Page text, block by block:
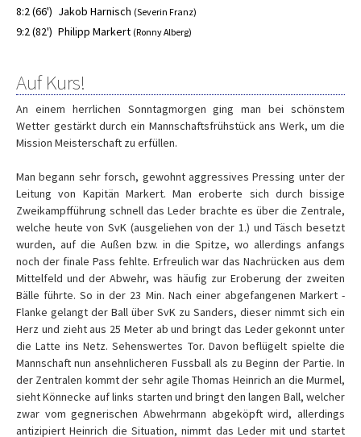
8:2 (66') Jakob Harnisch (Severin Franz)
9:2 (82') Philipp Markert (Ronny Alberg)
Auf Kurs!
An einem herrlichen Sonntagmorgen ging man bei schönstem
Wetter gestärkt durch ein Mannschaftsfrühstück ans Werk, um die
Mission Meisterschaft zu erfüllen.
Man begann sehr forsch, gewohnt aggressives Pressing unter der
Leitung von Kapitän Markert. Man eroberte sich durch bissige
Zweikampfführung schnell das Leder brachte es über die Zentrale,
welche heute von SvK (ausgeliehen von der 1.) und Täsch besetzt
wurden, auf die Außen bzw. in die Spitze, wo allerdings anfangs
noch der finale Pass fehlte. Erfreulich war das Nachrücken aus dem
Mittelfeld und der Abwehr, was häufig zur Eroberung der zweiten
Bälle führte. So in der 23 Min. Nach einer abgefangenen Markert -
Flanke gelangt der Ball über SvK zu Sanders, dieser nimmt sich ein
Herz und zieht aus 25 Meter ab und bringt das Leder gekonnt unter
die Latte ins Netz. Sehenswertes Tor. Davon beflügelt spielte die
Mannschaft nun ansehnlicheren Fussball als zu Beginn der Partie. In
der Zentralen kommt der sehr agile Thomas Heinrich an die Murmel,
sieht Könnecke auf links starten und bringt den langen Ball, welcher
zwar vom gegnerischen Abwehrmann abgeköpft wird, allerdings
antizipiert Heinrich die Situation, nimmt das Leder mit und startet